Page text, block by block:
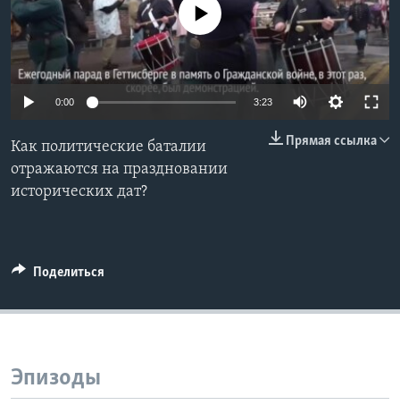
Learning English
СОЦИАЛЬНЫЕ СЕТИ
Языки
No media source currently available
0:00 3:23
Прямая ссылка
Как политические баталии
отражаются на праздновании
исторических дат?
Поделиться
Эпизоды